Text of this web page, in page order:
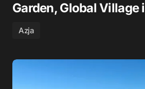
Garden, Global Village
Azja